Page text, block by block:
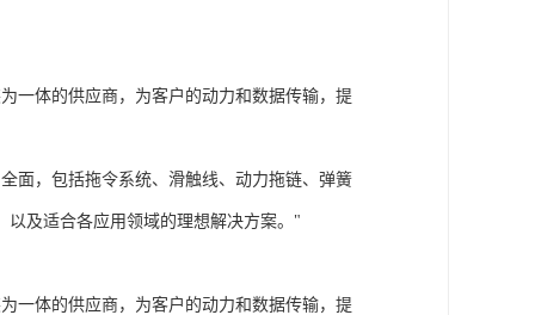
体的供应商，为客户的动力和数据传输，提
，包括拖令系统、滑触线、动力拖链、弹簧
及适合各应用领域的理想解决方案。"
体的供应商，为客户的动力和数据传输，提